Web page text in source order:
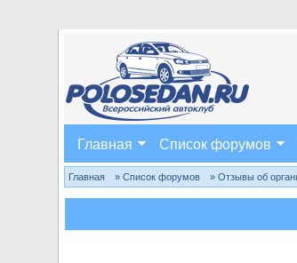
Главная Список форумов
Главная » Список форумов » Отзывы об